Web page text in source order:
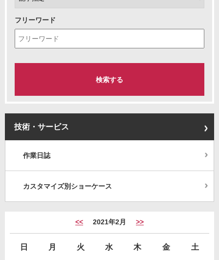
フリーワード
技術・サービス
作業日誌
カスタマイズ別ショーケース
<< 2021年2月 >>
日 月 火 水 木 金
土